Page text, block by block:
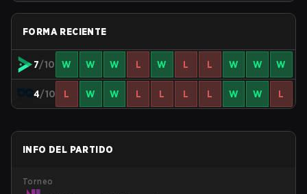
FORMA RECIENTE
7/10 W W W L W L L W W W
4/10 L W W L L L L W W L
INFO DEL PARTIDO
Torneo